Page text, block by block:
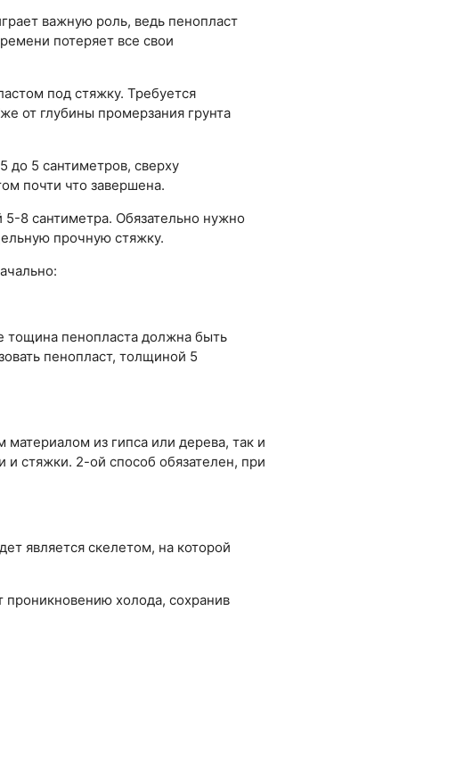
важную роль, ведь пенопласт
потеряет все свои
под стяжку. Требуется
от глубины промерзания грунта
до 5 сантиметров, сверху
почти что завершена.
8 сантиметра. Обязательно нужно
прочную стяжку.
тощина пенопласта должна быть
пенопласт, толщиной 5
из гипса или дерева, так и
стяжки. 2-ой способ обязателен, при
является скелетом, на которой
холода, сохранив